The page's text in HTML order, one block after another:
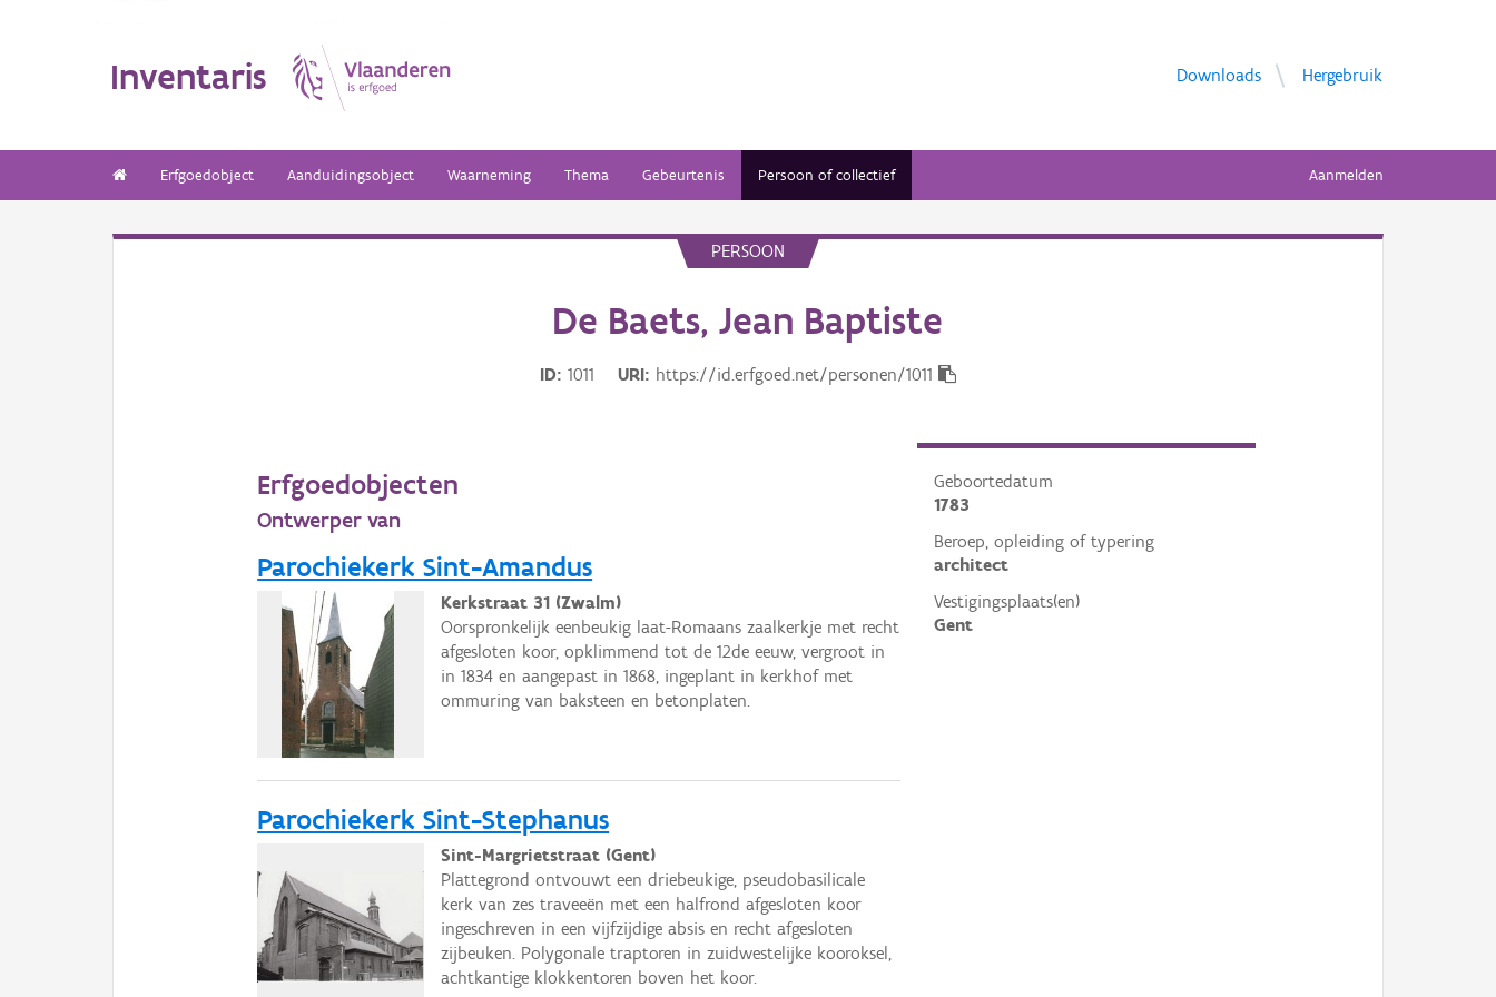
Inventaris Downloads Hergebruik
Erfgoedobject Aanduidingsobject Waarneming Thema Gebeurtenis Persoon of collectief Aanmelden
PERSOON
De Baets, Jean Baptiste
ID 1011 URI https://id.erfgoed.net/personen/1011
Geboortedatum
1783
Beroep, opleiding of typering
architect
Vestigingsplaats(en)
Gent
Erfgoedobjecten
Ontwerper van
Parochiekerk Sint-Amandus
Kerkstraat 31 (Zwalm)
Oorspronkelijk eenbeukig laat-Romaans zaalkerkje met recht
afgesloten koor, opklimmend tot de 12de eeuw, vergroot in
in 1834 en aangepast in 1868, ingeplant in kerkhof met
ommuring van baksteen en betonplaten.
Parochiekerk Sint-Stephanus
Sint-Margrietstraat (Gent)
Plattegrond ontvouwt een driebeukige, pseudobasilicale
kerk van zes traveeën met een halfrond afgesloten koor
ingeschreven in een vijfzijdige absis en recht afgesloten
zijbeuken. Polygonale traptoren in zuidwestelijke kooroksel,
achtkantige klokkentoren boven het koor.